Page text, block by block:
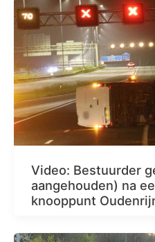
Video: Bestuurder
aangehouden) na
knooppunt